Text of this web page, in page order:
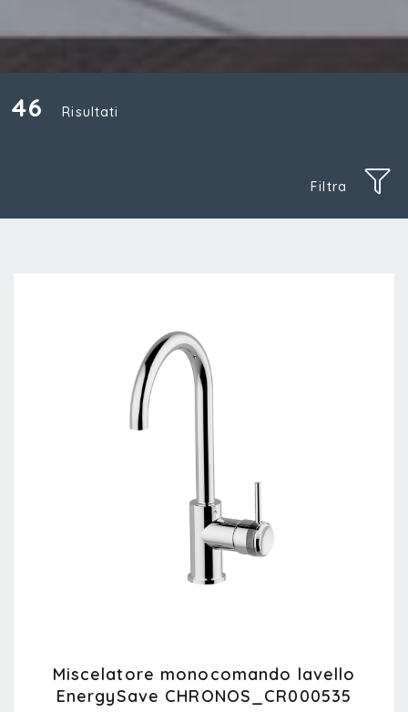
46 Risultati
Filtra
Miscelatore monocomando lavello
EnergySave CHRONOS_CR000535